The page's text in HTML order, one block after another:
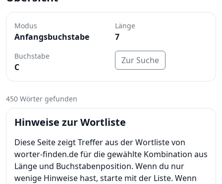
Modus
Anfangsbuchstabe
Länge
7
Buchstabe
C
Zur Suche
450 Wörter gefunden
Hinweise zur Wortliste
Diese Seite zeigt Treffer aus der Wortliste von
worter-finden.de für die gewählte Kombination aus
Länge und Buchstabenposition. Wenn du nur
wenige Hinweise hast, starte mit der Liste. Wenn